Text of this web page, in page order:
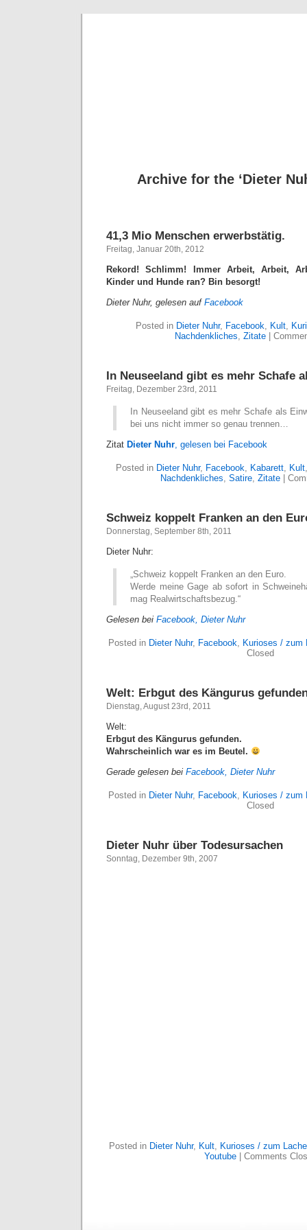
Archive for the ‘Dieter
41,3 Mio Menschen erwerbstätig.
Freitag, Januar 20th, 2012
Rekord! Schlimm! Immer Arbeit, Arbeit,
Kinder und Hunde ran? Bin besorgt!
Dieter Nuhr, gelesen auf Facebook
Posted in Dieter Nuhr, Facebook, Kult,
Nachdenkliches, Zitate|
In Neuseeland gibt es mehr Schafe
Freitag, Dezember 23rd, 2011
In Neuseeland gibt es mehr Schafe als
bei uns nicht immer so genau trennen…
Zitat Dieter Nuhr, gelesen bei Facebook
Posted in Dieter Nuhr, Facebook, Kabarett, Kult
Nachdenkliches, Satire, Zitate|
Schweiz koppelt Franken an den
Donnerstag, September 8th, 2011
Dieter Nuhr:
„Schweiz koppelt Franken an den Euro.
Werde meine Gage ab sofort in
mag Realwirtschaftsbezug.“
Gelesen bei Facebook, Dieter Nuhr
Posted in Dieter Nuhr, Facebook, Kurioses / zum
Closed
Welt: Erbgut des Kängurus
Dienstag, August 23rd, 2011
Welt:
Erbgut des Kängurus gefunden.
Wahrscheinlich war es im Beutel.
Gerade gelesen bei Facebook, Dieter Nuhr
Posted in Dieter Nuhr, Facebook, Kurioses / zum
Closed
Dieter Nuhr über Todesursachen
Sonntag, Dezember 9th, 2007
Posted in Dieter Nuhr, Kult, Kurioses / zum
Youtube| Comments